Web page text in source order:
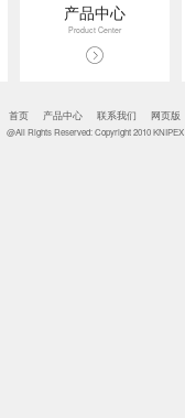
产品中心
Product Center
首页 产品中心 联系我们 网页版
@All Rights Reserved: Copyright 2010 KNIPEX